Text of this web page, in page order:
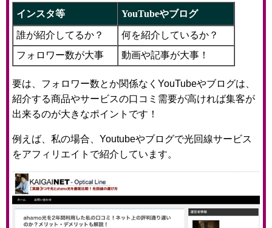
インスタ等 YouTubeやブログ
誰が紹介してるか？
何を紹介しているか？
フォロワー数が大事
動画や記事が大事！
要は、フォロワー数とか関係なくYouTubeやブログは、
紹介する商品やサービスの口コミ需要が高ければ集客が
出来るのが大きなポイントです！
例えば、私の場合、Youtubeやブログで光回線サービス
をアフィリエイトで紹介しています。